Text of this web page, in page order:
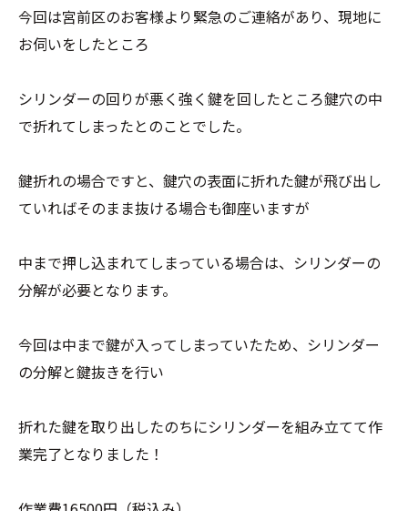
今回は宮前区のお客様より緊急のご連絡があり、現地に
お伺いをしたところ
シリンダーの回りが悪く強く鍵を回したところ鍵穴の中
で折れてしまったとのことでした。
鍵折れの場合ですと、鍵穴の表面に折れた鍵が飛び出し
ていればそのまま抜ける場合も御座いますが
中まで押し込まれてしまっている場合は、シリンダーの
分解が必要となります。
今回は中まで鍵が入ってしまっていたため、シリンダー
の分解と鍵抜きを行い
折れた鍵を取り出したのちにシリンダーを組み立てて作
業完了となりました！